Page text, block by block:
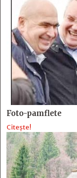
Foto-pamflete
Citește!